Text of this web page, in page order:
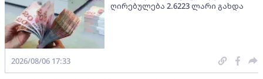
ღირებულება 2.6223 ლარი გახდა
2026/08/06 17:33